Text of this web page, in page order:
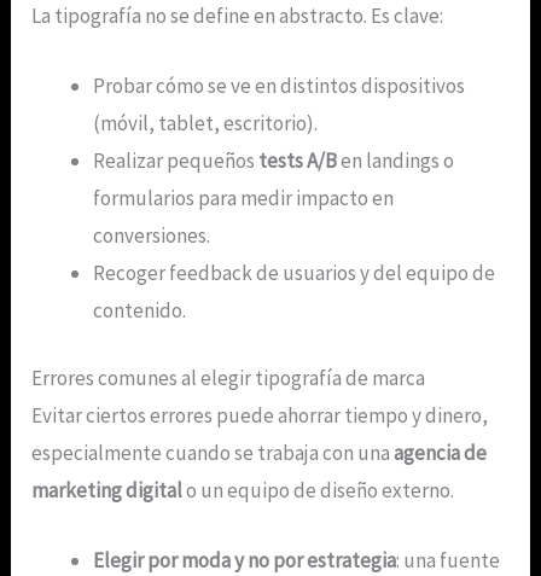
La tipografía no se define en abstracto. Es clave:
Probar cómo se ve en distintos dispositivos
(móvil, tablet, escritorio).
Realizar pequeños tests A/Ben landings o
formularios para medir impacto en
conversiones.
Recoger feedback de usuarios y del equipo de
contenido.
Errores comunes al elegir tipografía de marca
Evitar ciertos errores puede ahorrar tiempo y dinero,
especialmente cuando se trabaja con unaagencia de
marketing digitalo un equipo de diseño externo.
Elegir por moda y no por estrategia: una fuente